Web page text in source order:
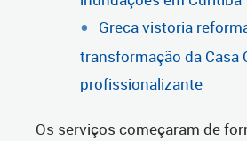
Greca vistoria
transformação da Casa
profissionalizante
Os serviços começaram de